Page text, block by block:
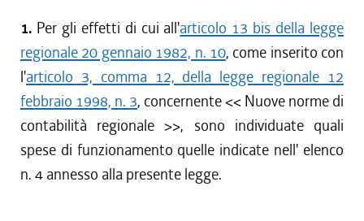
1. Per gli effetti di cui all'articolo 13 bis della legge
regionale 20 gennaio 1982, n. 10, come inserito con
l'articolo 3, comma 12, della legge regionale 12
febbraio 1998, n. 3, concernente << Nuove norme di
contabilità regionale >>, sono individuate quali
spese di funzionamento quelle indicate nell' elenco
n. 4 annesso alla presente legge.